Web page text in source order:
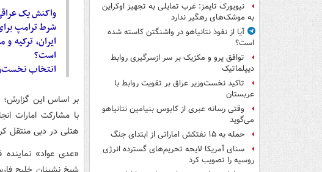
نیویورک تایمز: غرب تمایلی به تجهیز اوکراین
به موشک‌های رهگیر ندارد
آیا از نفوذ نتانیاهو در واشنگتن کاسته شده
است؟
توافق پرو و مکزیک بر سر ازسرگیری روابط
دیپلماتیک
تاکید نخست‌وزیر عراق بر تقویت روابط با
عربستان
وقتی رسانه عبری از کابوس بنیامین نتانیاهو
می‌گوید
حمله به ۱۵ نفتکش‌ اماراتی از ابتدای جنگ
سنای آمریکا لایحه تحریم‌های گسترده انرژی
روسیه را تصویب کرد
واکنش یک
شرط ترامپ
ایران، ترکیه
است؟
انتخاب
بر اساس این گزارش؛
با مشارکت امارات
هتلی در دبی منتقل
«عدی عواد» نماینده
شیخ نشینان خلیج